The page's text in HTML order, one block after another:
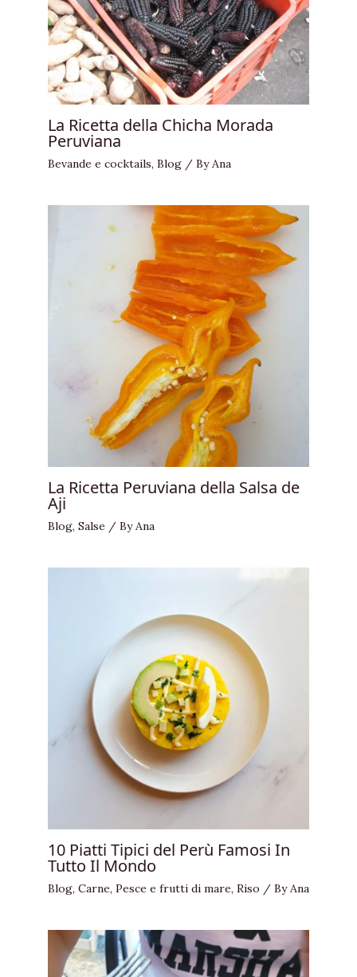
La Ricetta della Chicha Morada
Peruviana
Bevande e cocktails, Blog / ByAna
La Ricetta Peruviana della Salsa de
Aji
Blog, Salse / ByAna
10 Piatti Tipici del Perù Famosi In
Tutto Il Mondo
Blog, Carne, Pesce e frutti di mare, Riso / ByAna